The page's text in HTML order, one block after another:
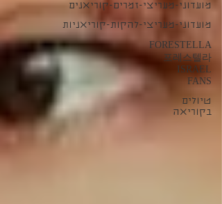
מועדוני-מעריצי-זמרים-קוריאנים
מועדוני-מעריצי-להקות-קוריאניות
FORESTELLA
포레스텔라
ISRAEL
FANS
טיולים
בקוריאה